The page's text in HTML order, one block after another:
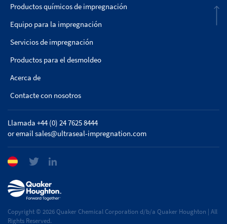
Productos químicos de impregnación
Equipo para la impregnación
Servicios de impregnación
Productos para el desmoldeo
Acerca de
Contacte con nosotros
Llamada +44 (0) 24 7625 8444
or emailsales@ultraseal-impregnation.com
Copyright © 2026 Quaker Chemical Corporation d/b/a Quaker Houghton | All
Rights Reserved.